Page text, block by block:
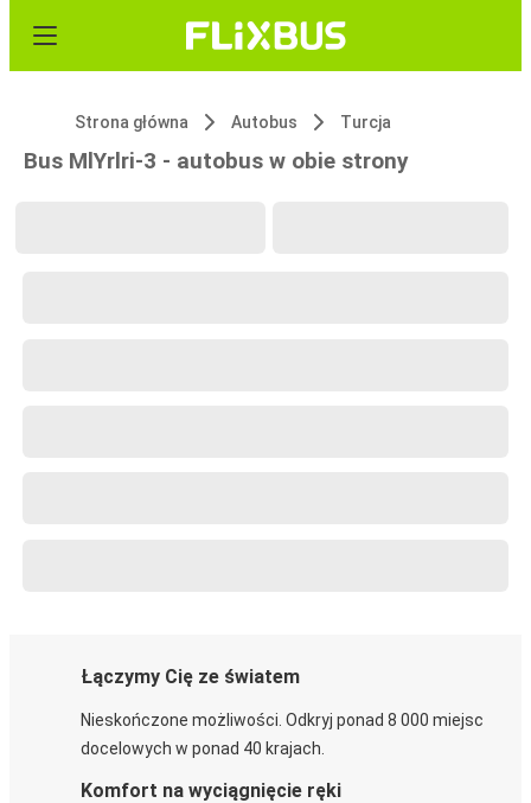
Strona główna Autobus Turcja
Bus MlYrlri-3 - autobus w obie strony
Łączymy Cię ze światem
Nieskończone możliwości. Odkryj ponad 8 000 miejsc
docelowych w ponad 40 krajach.
Komfort na wyciągnięcie ręki